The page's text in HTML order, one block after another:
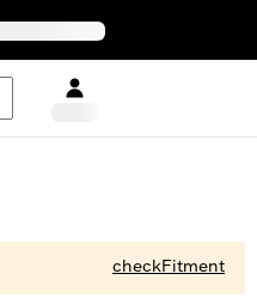
checkFitment